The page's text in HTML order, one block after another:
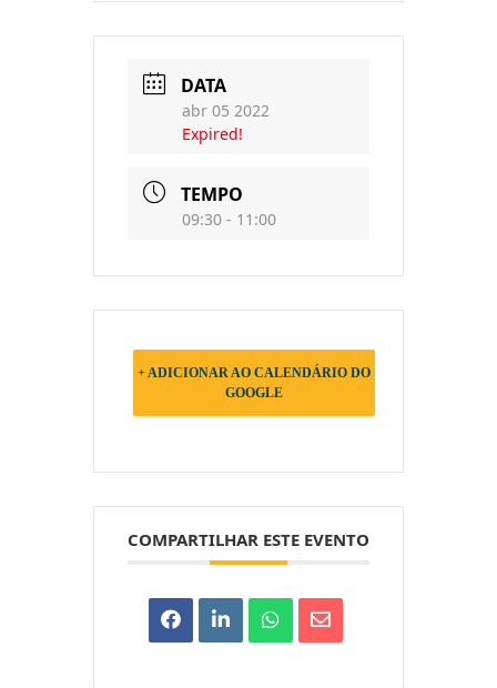
DATA
abr 05 2022
Expired!
TEMPO
09:30 - 11:00
+ ADICIONAR AO CALENDÁRIO DO
GOOGLE
COMPARTILHAR ESTE EVENTO